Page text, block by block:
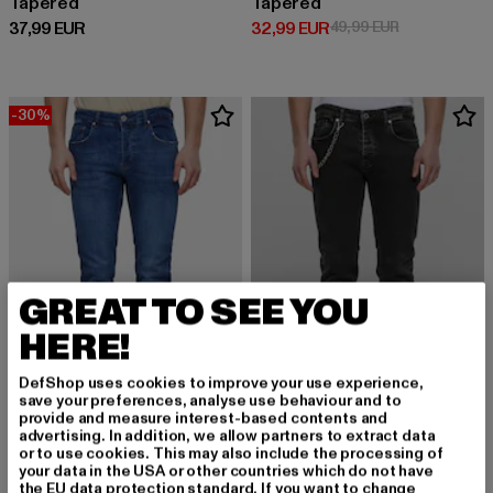
37,99 EUR
Derzeitiger Preis: 37,99 EUR
32,99 EUR
Derzeitiger Preis: 32,99 EUR
49,99 EURAktionspreis:
-30%
2Y PREMIUM
2Y Tapered Fit Jeans
2Y PREMIUM
Tapered Fit
GREAT TO SEE YOU
HERE!
DefShop uses cookies to improve your use experience,
save your preferences, analyse use behaviour and to
provide and measure interest-based contents and
advertising. In addition, we allow partners to extract data
or to use cookies. This may also include the processing of
your data in the USA or other countries which do not have
the EU data protection standard. If you want to change